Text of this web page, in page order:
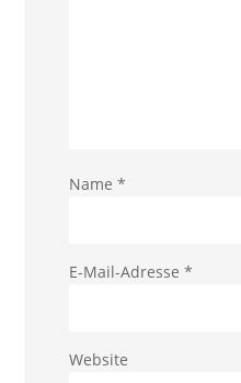
Name *
E-Mail-Adresse *
Website